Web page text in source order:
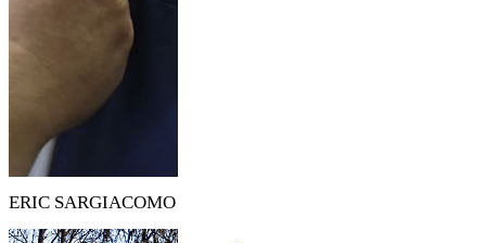
ERIC SARGIACOMO